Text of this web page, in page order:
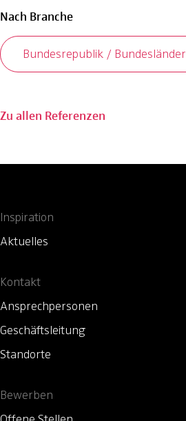
Nach Branche
Bundesrepublik / Bundesländer
Zu allen Referenzen
Inspiration
Aktuelles
Kontakt
Ansprechpersonen
Geschäftsleitung
Standorte
Bewerben